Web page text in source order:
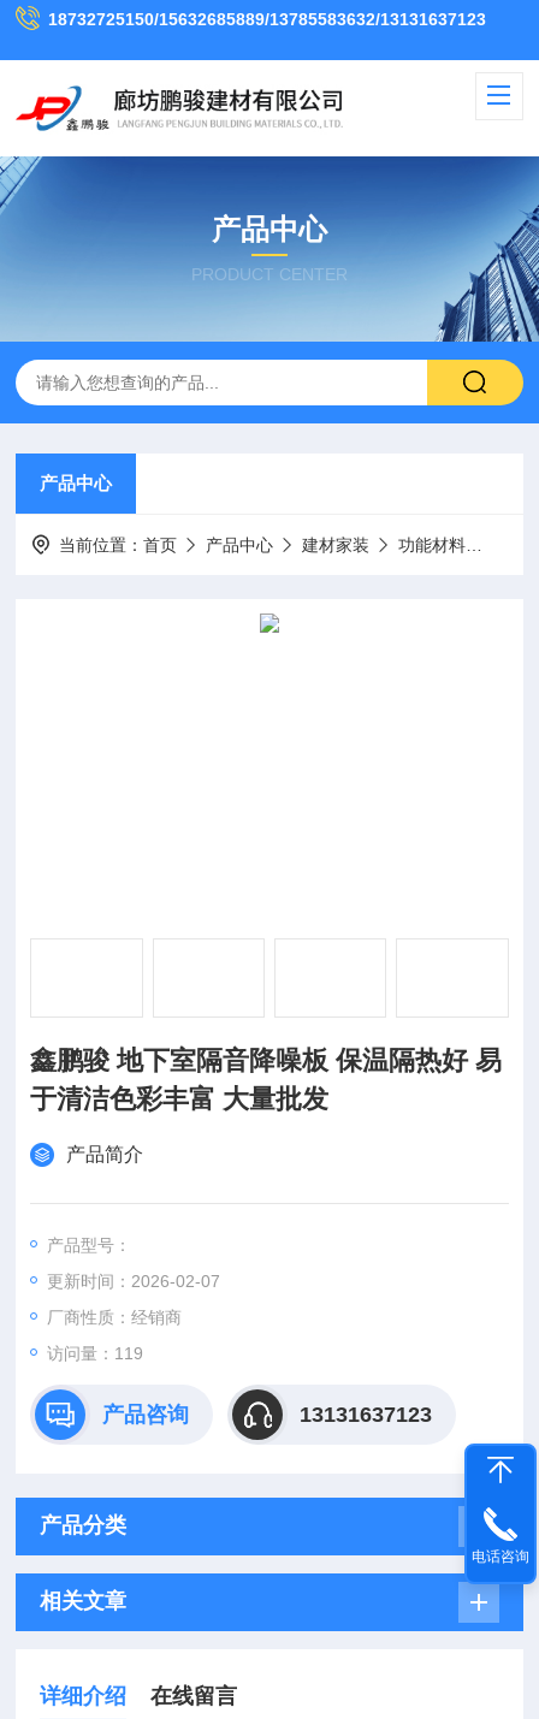
18732725150/15632685889/13785583632/13131637123
产品中心
PRODUCT CENTER
产品中心
当前位置：首页 产品中心 建材家装 功能材料
鑫鹏骏 地下室隔音降噪板 保温隔热好 易
于清洁色彩丰富 大量批发
产品简介
产品型号：
更新时间：2026-02-07
厂商性质：经销商
访问量：119
产品咨询 13131637123
产品分类
相关文章
详细介绍 在线留言
电话咨询